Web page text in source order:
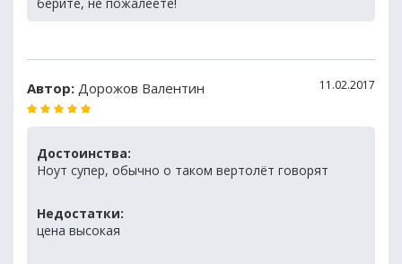
Автор: Дорожов Валентин 11.02.2017
Достоинства:
Ноут супер, обычно о таком вертолёт говорят
Недостатки:
цена высокая